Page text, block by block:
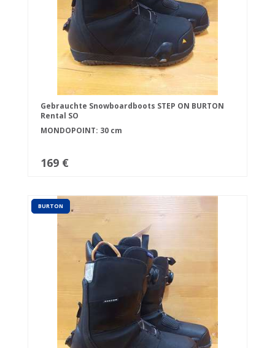
Gebrauchte Snowboardboots STEP ON BURTON
Rental SO
MONDOPOINT: 30 cm
169 €
BURTON